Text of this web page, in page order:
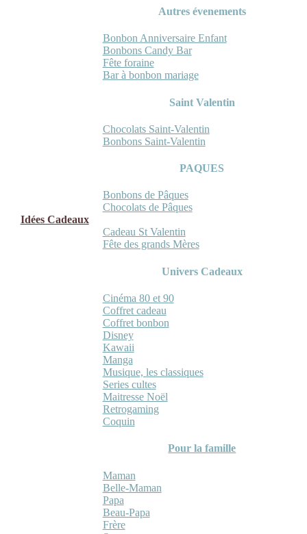
Autres évenements
Bonbon Anniversaire Enfant
Bonbons Candy Bar
Fête foraine
Bar à bonbon mariage
Saint Valentin
Chocolats Saint-Valentin
Bonbons Saint-Valentin
PAQUES
Bonbons de Pâques
Chocolats de Pâques
Idées Cadeaux
Cadeau St Valentin
Fête des grands Mères
Univers Cadeaux
Cinéma 80 et 90
Coffret cadeau
Coffret bonbon
Disney
Kawaii
Manga
Musique, les classiques
Series cultes
Maitresse Noël
Retrogaming
Coquin
Pour la famille
Maman
Belle-Maman
Papa
Beau-Papa
Frère